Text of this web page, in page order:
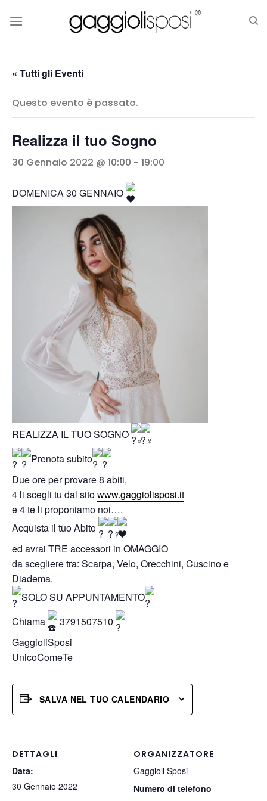
« Tutti gli Eventi
Questo evento è passato.
Realizza il tuo Sogno
30 Gennaio 2022 @ 10:00 - 19:00
DOMENICA 30 GENNAIO
REALIZZA IL TUO SOGNO
Prenota subito
Due ore per provare 8 abiti,
4 li scegli tu dal sitowww.gaggiolisposi.it
e 4 te li proponiamo noi….
Acquista il tuo Abito
ed avrai TRE accessori in OMAGGIO
da scegliere tra: Scarpa, Velo, Orecchini, Cuscino e
Diadema.
SOLO SU APPUNTAMENTO
Chiama
3791507510
GaggioliSposi
UnicoComeTe
SALVA NEL TUO CALENDARIO
DETTAGLI
Data:
30 Gennaio 2022
ORGANIZZATORE
Gaggioli Sposi
Numero di telefono